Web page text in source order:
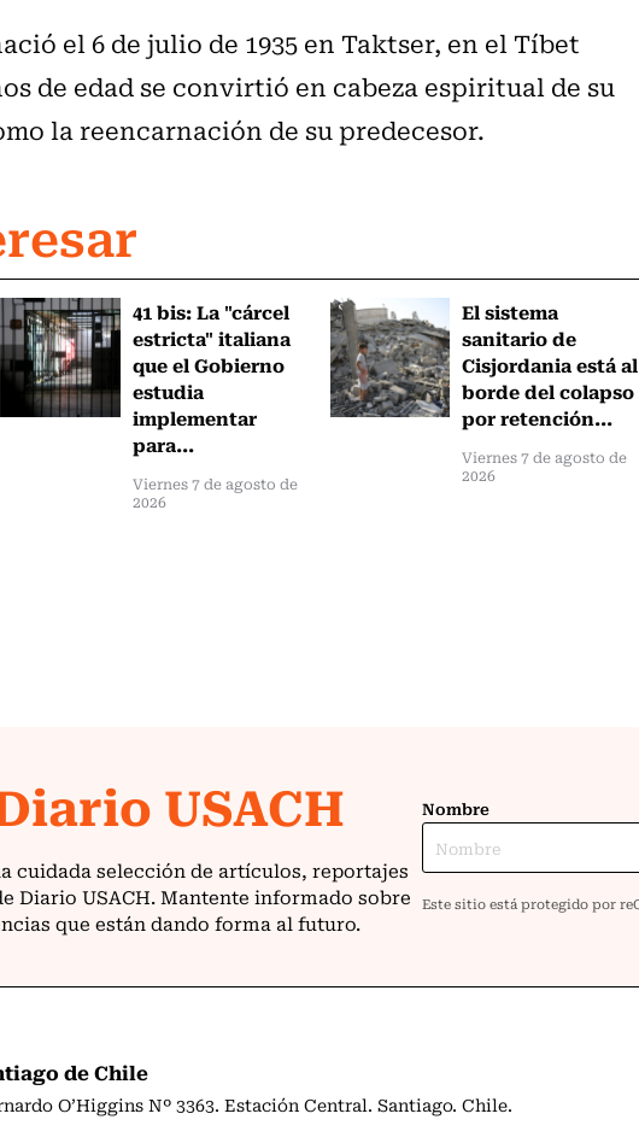
el 6 de julio de 1935 en Taktser, en el Tíbet
de edad se convirtió en cabeza espiritual de su
la reencarnación de su predecesor.
41 bis: La "cárcel
estricta" italiana
que el Gobierno
estudia
implementar
para...
Viernes 7 de agosto de
2026
El sistema
sanitario de
Cisjordania está al
borde del colapso
por retención...
Viernes 7 de agosto de
2026
de Chile
O’Higgins Nº 3363. Estación Central. Santiago. Chile.